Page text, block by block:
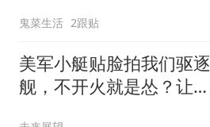
鬼菜生活 2跟贴
美军小艇贴脸拍我们驱逐
舰，不开火就是怂？让印